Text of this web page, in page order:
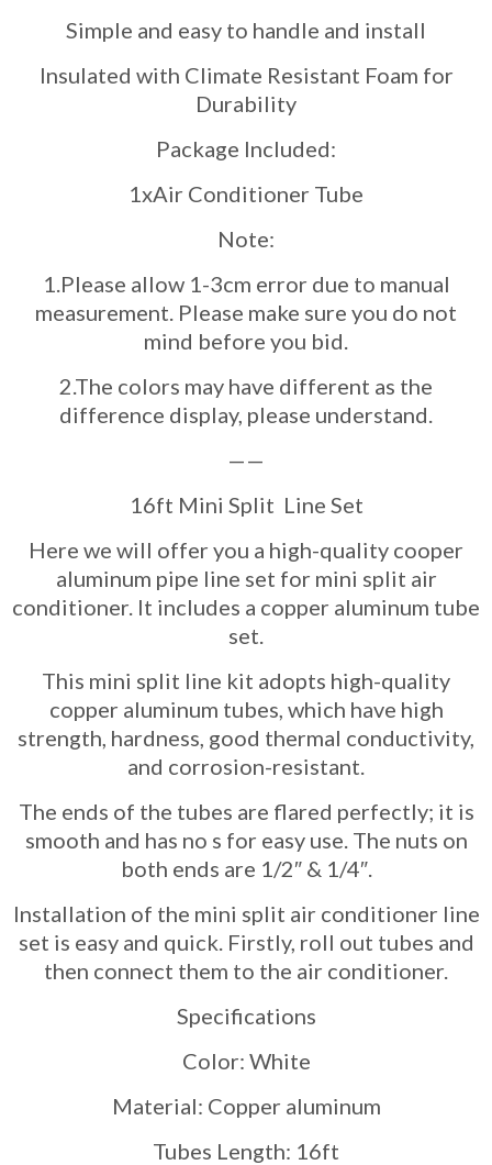
Simple and easy to handle and install
Insulated with Climate Resistant Foam for
Durability
Package Included:
1xAir Conditioner Tube
Note:
1.Please allow 1-3cm error due to manual
measurement. Please make sure you do not
mind before you bid.
2.The colors may have different as the
difference display, please understand.
——
16ft Mini Split Line Set
Here we will offer you a high-quality cooper
aluminum pipe line set for mini split air
conditioner. It includes a copper aluminum tube
set.
This mini split line kit adopts high-quality
copper aluminum tubes, which have high
strength, hardness, good thermal conductivity,
and corrosion-resistant.
The ends of the tubes are flared perfectly; it is
smooth and has no s for easy use. The nuts on
both ends are 1/2″ & 1/4″.
Installation of the mini split air conditioner line
set is easy and quick. Firstly, roll out tubes and
then connect them to the air conditioner.
Specifications
Color: White
Material: Copper aluminum
Tubes Length: 16ft